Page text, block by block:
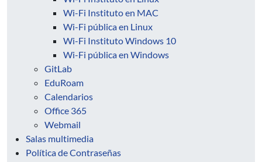
Wi-Fi Instituto en MAC
Wi-Fi pública en Linux
Wi-Fi Instituto Windows 10
Wi-Fi pública en Windows
GitLab
EduRoam
Calendarios
Office 365
Webmail
Salas multimedia
Política de Contraseñas